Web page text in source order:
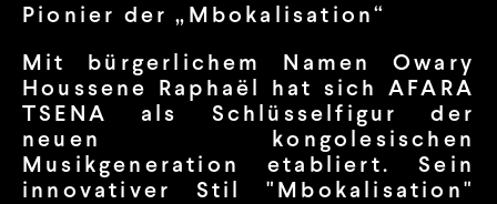
Pionier der „Mbokalisation“
Mit bürgerlichem Namen Owary
Houssene Raphaël hat sich AFARA
TSENA als Schlüsselfigur der
neuen kongolesischen
Musikgeneration etabliert. Sein
innovativer Stil "Mbokalisation"